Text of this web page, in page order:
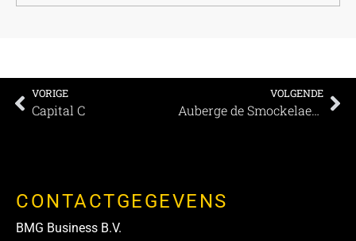
VORIGE
Capital C
VOLGENDE
Auberge de Smockelaer: Oase van rust op steenworp afstand van Maastricht
CONTACTGEGEVENS
BMG Business B.V.